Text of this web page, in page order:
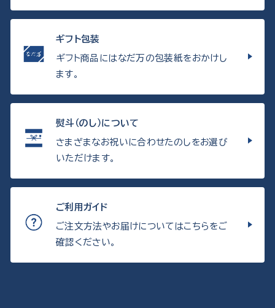
ギフト包装
ギフト商品にはなだ万の包装紙をおかけし
ます。
熨斗（のし）について
さまざまなお祝いに合わせたのしをお選び
いただけます。
ご利用ガイド
ご注文方法やお届けについてはこちらをご
確認ください。